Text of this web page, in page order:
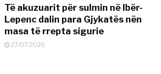
Të akuzuarit për sulmin në Ibër-
Lepenc dalin para Gjykatës nën
masa të rrepta sigurie
27/07/2026